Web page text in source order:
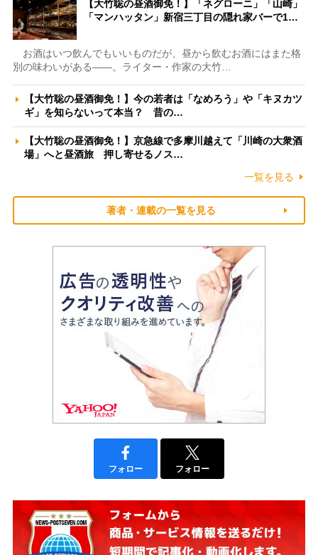
【大竹聡の昼酒御免！】「ネグローニ」「山崎」
「マンハッタン」新宿三丁目の隠れ家バーで1…
お酒はいつ飲んでもいいものだが、昼から飲むお酒にはまた格
別の味わいがある――。ライター・作家の大竹…
【大竹聡の昼酒御免！】今の若者は「なめろう」や「キヌカツ
ギ」を知らないって本当？ 昔の…
【大竹聡の昼酒御免！】京急線で多摩川越えて「川崎の大衆酒
場」へと昼酒旅 押し寄せるノス…
一覧を見る
著者・連載の一覧を見る
フォロー フォロー